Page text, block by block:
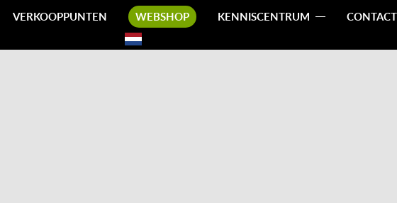
VERKOOPPUNTEN WEBSHOP KENNISCENTRUM CONTACT